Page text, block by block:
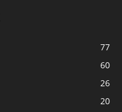
77
60
26
20